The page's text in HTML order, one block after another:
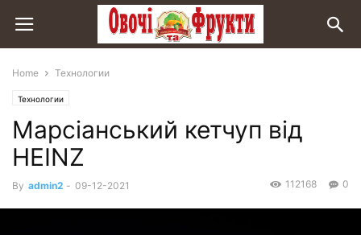
Home Технологии
Технологии
Марсіанський кетчуп від
HEINZ
By admin2 - 09-12-2021 0
112168